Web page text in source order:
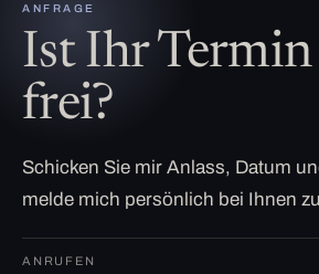
ANFRAGE
Ist Ihr
frei?
Schicken Sie mir Anlass, Datum
melde mich persönlich bei Ihnen
ANRUFEN